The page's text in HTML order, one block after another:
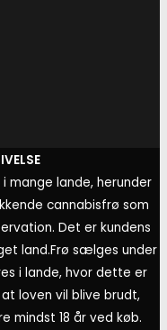
mange lande, herunder
cannabisfrø som
Det er kundens
land.Frø sælges under
i lande, hvor dette er
loven vil blive brudt,
mindst 18 år ved køb.